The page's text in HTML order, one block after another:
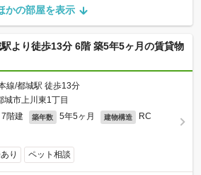
かの部屋を表示
より徒歩13分 6階 築5年5ヶ月の賃貸物
線/都城駅 徒歩13分
城市上川東1丁目
7階建 築年数 5年5ヶ月 建物構造 RC
り ペット相談